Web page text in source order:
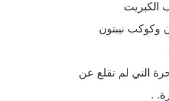
الكبريت
وكوكب نيبتون
التي لم تقلع عن
.